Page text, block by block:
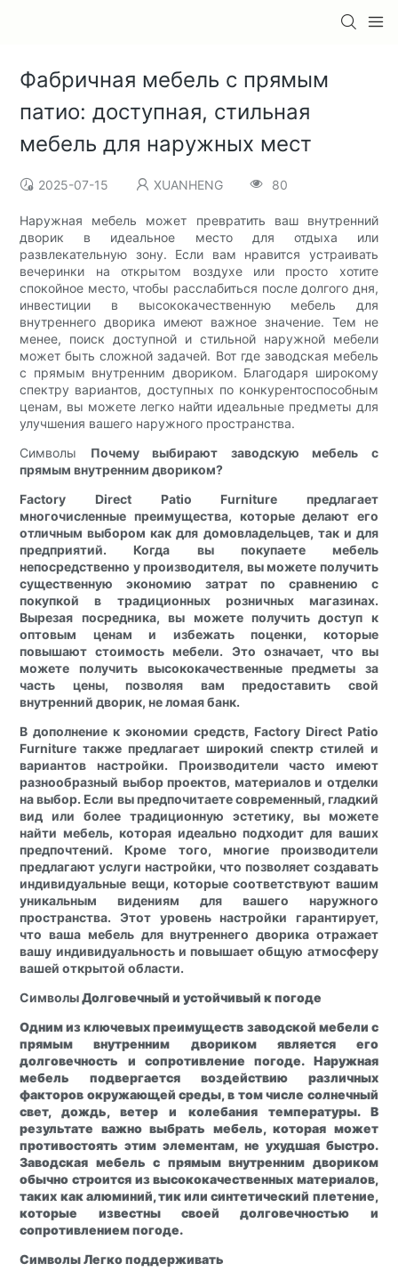
Фабричная мебель с прямым
патио: доступная, стильная
мебель для наружных мест
2025-07-15 XUANHENG 80
Наружная мебель может превратить ваш внутренний
дворик в идеальное место для отдыха или
развлекательную зону. Если вам нравится устраивать
вечеринки на открытом воздухе или просто хотите
спокойное место, чтобы расслабиться после долгого дня,
инвестиции в высококачественную мебель для
внутреннего дворика имеют важное значение. Тем не
менее, поиск доступной и стильной наружной мебели
может быть сложной задачей. Вот где заводская мебель
с прямым внутренним двориком. Благодаря широкому
спектру вариантов, доступных по конкурентоспособным
ценам, вы можете легко найти идеальные предметы для
улучшения вашего наружного пространства.
Символы Почему выбирают заводскую мебель с
прямым внутренним двориком?
Factory Direct Patio Furniture предлагает
многочисленные преимущества, которые делают его
отличным выбором как для домовладельцев, так и для
предприятий. Когда вы покупаете мебель
непосредственно у производителя, вы можете получить
существенную экономию затрат по сравнению с
покупкой в традиционных розничных магазинах.
Вырезая посредника, вы можете получить доступ к
оптовым ценам и избежать поценки, которые
повышают стоимость мебели. Это означает, что вы
можете получить высококачественные предметы за
часть цены, позволяя вам предоставить свой
внутренний дворик, не ломая банк.
В дополнение к экономии средств, Factory Direct Patio
Furniture также предлагает широкий спектр стилей и
вариантов настройки. Производители часто имеют
разнообразный выбор проектов, материалов и отделки
на выбор. Если вы предпочитаете современный, гладкий
вид или более традиционную эстетику, вы можете
найти мебель, которая идеально подходит для ваших
предпочтений. Кроме того, многие производители
предлагают услуги настройки, что позволяет создавать
индивидуальные вещи, которые соответствуют вашим
уникальным видениям для вашего наружного
пространства. Этот уровень настройки гарантирует,
что ваша мебель для внутреннего дворика отражает
вашу индивидуальность и повышает общую атмосферу
вашей открытой области.
СимволыДолговечный и устойчивый к погоде
Одним из ключевых преимуществ заводской мебели с
прямым внутренним двориком является его
долговечность и сопротивление погоде. Наружная
мебель подвергается воздействию различных
факторов окружающей среды, в том числе солнечный
свет, дождь, ветер и колебания температуры. В
результате важно выбрать мебель, которая может
противостоять этим элементам, не ухудшая быстро.
Заводская мебель с прямым внутренним двориком
обычно строится из высококачественных материалов,
таких как алюминий, тик или синтетический плетение,
которые известны своей долговечностью и
сопротивлением погоде.
СимволыЛегко поддерживать